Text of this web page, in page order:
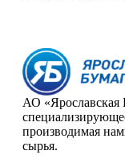
АО «Ярославская
производимая
сырья.